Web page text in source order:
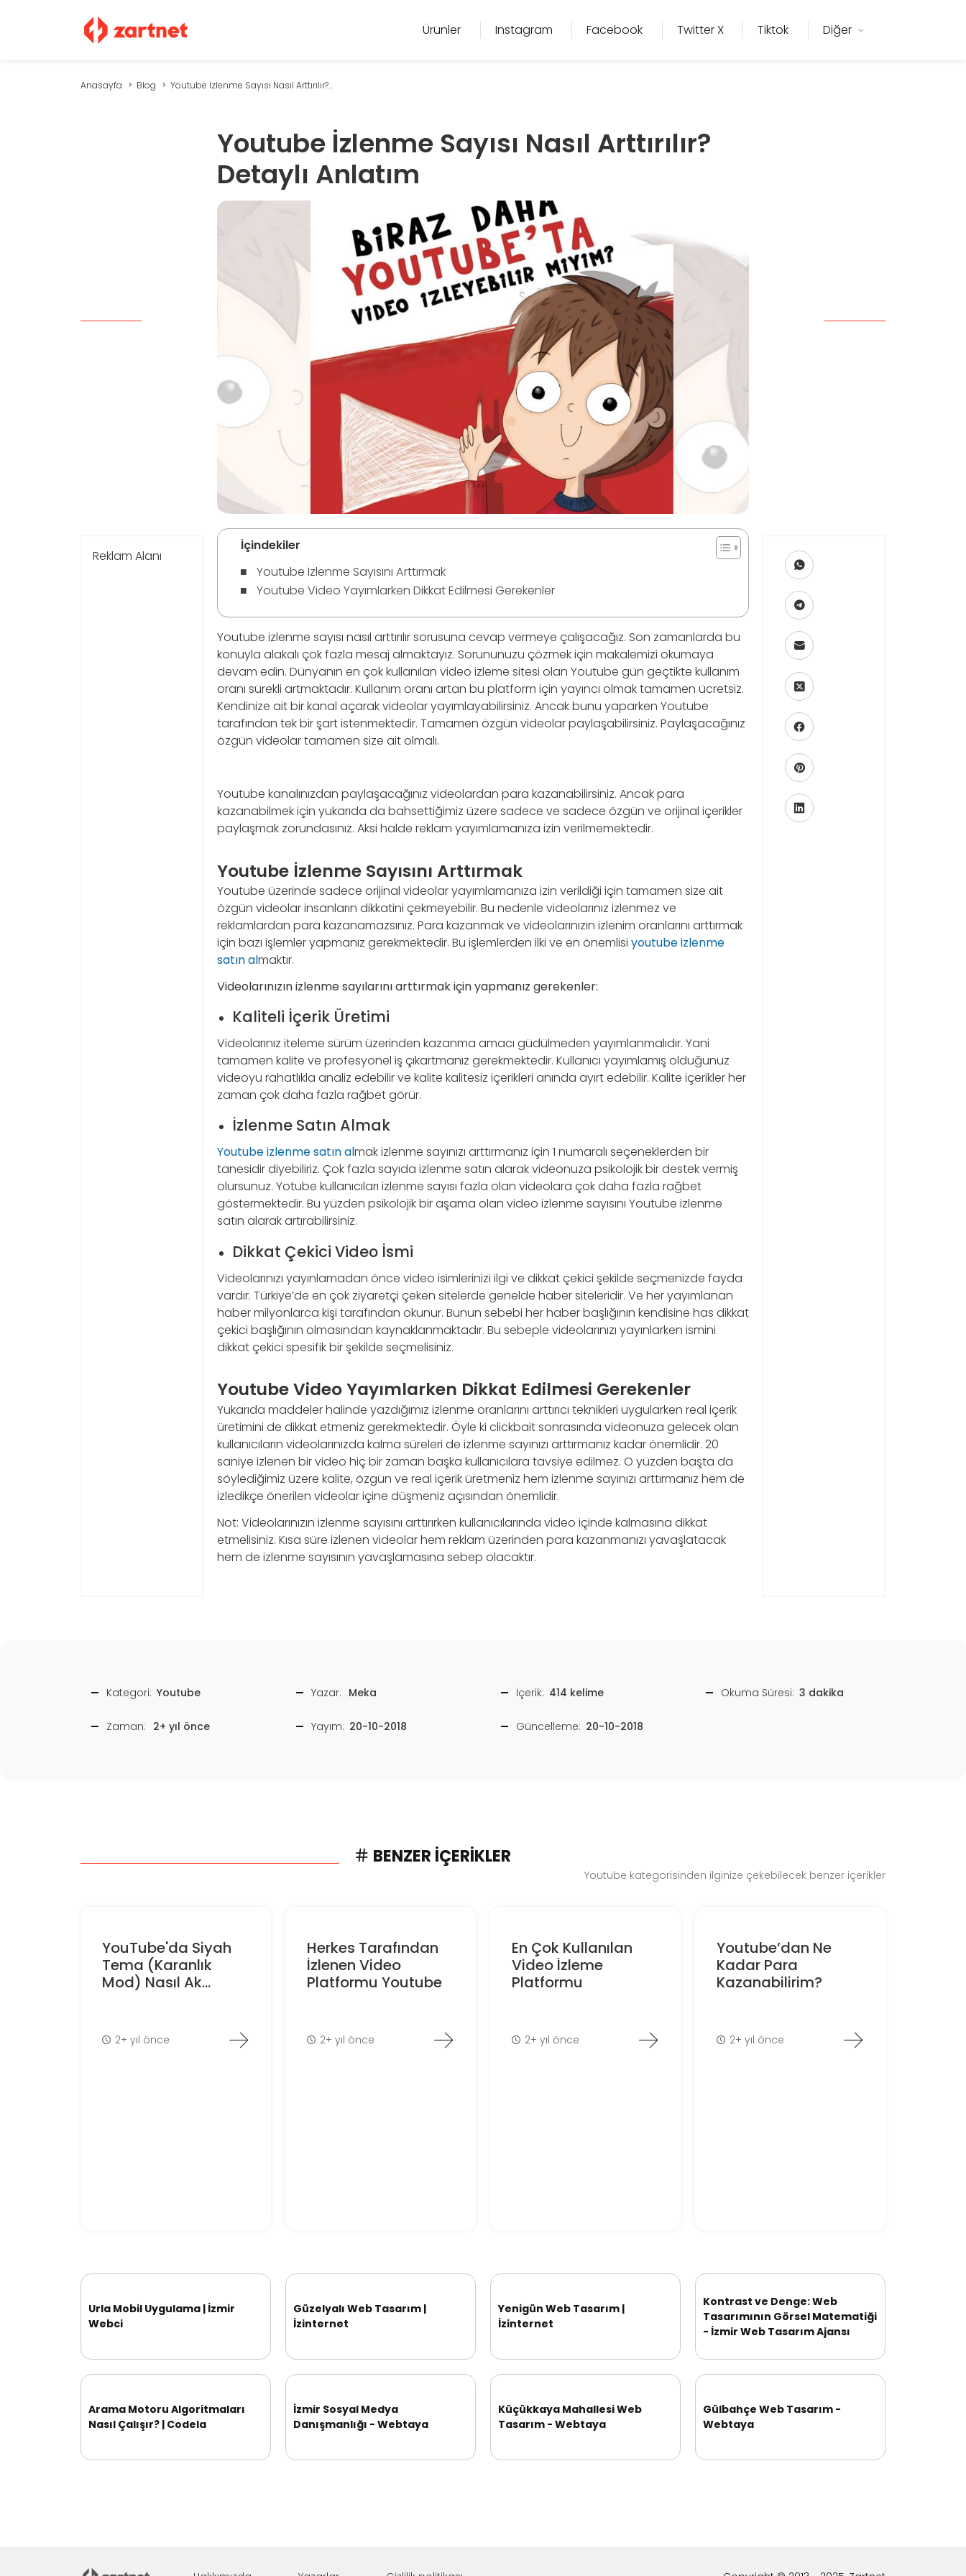
Ürünler Instagram Facebook Twitter X Tiktok Diğer
Anasayfa Blog Youtube İzlenme Sayısı Nasıl Arttırılır?...
Youtube İzlenme Sayısı Nasıl Arttırılır?
Detaylı Anlatım
Reklam Alanı
İçindekiler
Youtube İzlenme Sayısını Arttırmak
Youtube Video Yayımlarken Dikkat Edilmesi Gerekenler
Youtube izlenme sayısı nasıl arttırılır sorusuna cevap vermeye çalışacağız. Son zamanlarda bu
konuyla alakalı çok fazla mesaj almaktayız. Sorununuzu çözmek için makalemizi okumaya
devam edin. Dünyanın en çok kullanılan video izleme sitesi olan Youtube gün geçtikte kullanım
oranı sürekli artmaktadır. Kullanım oranı artan bu platform için yayıncı olmak tamamen ücretsiz.
Kendinize ait bir kanal açarak videolar yayımlayabilirsiniz. Ancak bunu yaparken Youtube
tarafından tek bir şart istenmektedir. Tamamen özgün videolar paylaşabilirsiniz. Paylaşacağınız
özgün videolar tamamen size ait olmalı.
Youtube kanalınızdan paylaşacağınız videolardan para kazanabilirsiniz. Ancak para
kazanabilmek için yukarıda da bahsettiğimiz üzere sadece ve sadece özgün ve orijinal içerikler
paylaşmak zorundasınız. Aksi halde reklam yayımlamanıza izin verilmemektedir.
Youtube İzlenme Sayısını Arttırmak
Youtube üzerinde sadece orijinal videolar yayımlamanıza izin verildiği için tamamen size ait
özgün videolar insanların dikkatini çekmeyebilir. Bu nedenle videolarınız izlenmez ve
reklamlardan para kazanamazsınız. Para kazanmak ve videolarınızın izlenim oranlarını arttırmak
için bazı işlemler yapmanız gerekmektedir. Bu işlemlerden ilki ve en önemlisi youtube izlenme
satın almaktır.
Videolarınızın izlenme sayılarını arttırmak için yapmanız gerekenler:
Kaliteli İçerik Üretimi
Videolarınız iteleme sürüm üzerinden kazanma amacı güdülmeden yayımlanmalıdır. Yani
tamamen kalite ve profesyonel iş çıkartmanız gerekmektedir. Kullanıcı yayımlamış olduğunuz
videoyu rahatlıkla analiz edebilir ve kalite kalitesiz içerikleri anında ayırt edebilir. Kalite içerikler her
zaman çok daha fazla rağbet görür.
İzlenme Satın Almak
Youtube izlenme satın almak izlenme sayınızı arttırmanız için 1 numaralı seçeneklerden bir
tanesidir diyebiliriz. Çok fazla sayıda izlenme satın alarak videonuza psikolojik bir destek vermiş
olursunuz. Yotube kullanıcıları izlenme sayısı fazla olan videolara çok daha fazla rağbet
göstermektedir. Bu yüzden psikolojik bir aşama olan video izlenme sayısını Youtube izlenme
satın alarak artırabilirsiniz.
Dikkat Çekici Video İsmi
Videolarınızı yayınlamadan önce video isimlerinizi ilgi ve dikkat çekici şekilde seçmenizde fayda
vardır. Türkiye’de en çok ziyaretçi çeken sitelerde genelde haber siteleridir. Ve her yayımlanan
haber milyonlarca kişi tarafından okunur. Bunun sebebi her haber başlığının kendisine has dikkat
çekici başlığının olmasından kaynaklanmaktadır. Bu sebeple videolarınızı yayınlarken ismini
dikkat çekici spesifik bir şekilde seçmelisiniz.
Youtube Video Yayımlarken Dikkat Edilmesi Gerekenler
Yukarıda maddeler halinde yazdığımız izlenme oranlarını arttırıcı teknikleri uygularken real içerik
üretimini de dikkat etmeniz gerekmektedir. Öyle ki clickbait sonrasında videonuza gelecek olan
kullanıcıların videolarınızda kalma süreleri de izlenme sayınızı arttırmanız kadar önemlidir. 20
saniye izlenen bir video hiç bir zaman başka kullanıcılara tavsiye edilmez. O yüzden başta da
söylediğimiz üzere kalite, özgün ve real içerik üretmeniz hem izlenme sayınızı arttırmanız hem de
izledikçe önerilen videolar içine düşmeniz açısından önemlidir.
Not: Videolarınızın izlenme sayısını arttırırken kullanıcılarında video içinde kalmasına dikkat
etmelisiniz. Kısa süre izlenen videolar hem reklam üzerinden para kazanmanızı yavaşlatacak
hem de izlenme sayısının yavaşlamasına sebep olacaktır.
Kategori: Youtube Yazar: Meka İçerik: 414 kelime Okuma Süresi: 3 dakika
Zaman: 2+ yıl önce Yayım: 20-10-2018 Güncelleme: 20-10-2018
BENZER İÇERIKLER
Youtube kategorisinden ilginize çekebilecek benzer içerikler
YouTube'da Siyah
Tema (Karanlık
Mod) Nasıl Ak...
2+ yıl önce
Herkes Tarafından
İzlenen Video
Platformu Youtube
2+ yıl önce
En Çok Kullanılan
Video İzleme
Platformu
2+ yıl önce
Youtube’dan Ne
Kadar Para
Kazanabilirim?
2+ yıl önce
Urla Mobil Uygulama | İzmir
Webci
Güzelyalı Web Tasarım |
İzinternet
Yenigün Web Tasarım |
İzinternet
Kontrast ve Denge: Web
Tasarımının Görsel Matematiği
- İzmir Web Tasarım Ajansı
Arama Motoru Algoritmaları
Nasıl Çalışır? | Codela
İzmir Sosyal Medya
Danışmanlığı - Webtaya
Küçükkaya Mahallesi Web
Tasarım - Webtaya
Gülbahçe Web Tasarım -
Webtaya